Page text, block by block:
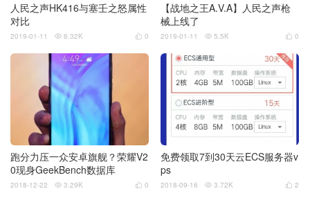
人民之声HK416与塞壬之怒属性
对比
 0
2019-01-11  6.32K
【战地之王A.V.A】人民之声枪
械上线了
 0
2019-01-11  5.5K
跑分力压一众安卓旗舰？荣耀V2
0现身GeekBench数据库
 0
2018-12-22  3.29K
免费领取7到30天云ECS服务器v
ps
 2
2018-09-16  3.72K